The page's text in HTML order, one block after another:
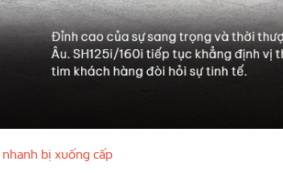
bị xuống cấp